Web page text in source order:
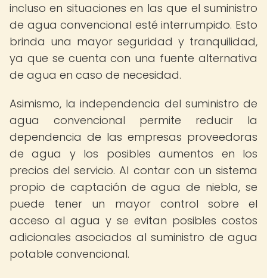
incluso en situaciones en las que el suministro
de agua convencional esté interrumpido. Esto
brinda una mayor seguridad y tranquilidad,
ya que se cuenta con una fuente alternativa
de agua en caso de necesidad.
Asimismo, la independencia del suministro de
agua convencional permite reducir la
dependencia de las empresas proveedoras
de agua y los posibles aumentos en los
precios del servicio. Al contar con un sistema
propio de captación de agua de niebla, se
puede tener un mayor control sobre el
acceso al agua y se evitan posibles costos
adicionales asociados al suministro de agua
potable convencional.